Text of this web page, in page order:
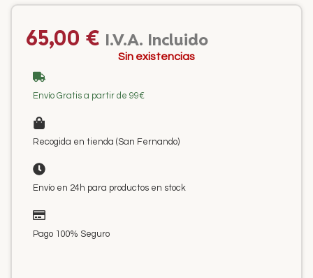
65,00 € I.V.A. Incluido
Sin existencias
Envío Gratis a partir de 99€
Recogida en tienda (San Fernando)
Envío en 24h para productos en stock
Pago 100% Seguro